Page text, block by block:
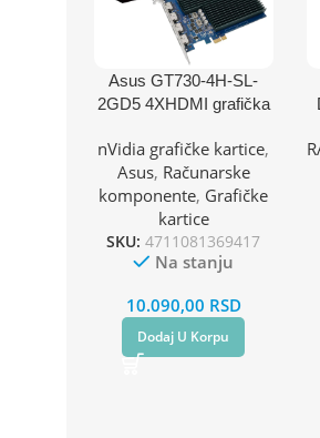
Asus GT730-4H-SL-
2GD5 4XHDMI grafička
nVidia grafičke kartice,
Asus, Računarske
komponente, Grafičke
kartice
SKU:4711081369417
Na stanju
10.090,00 RSD
Dodaj U Korpu